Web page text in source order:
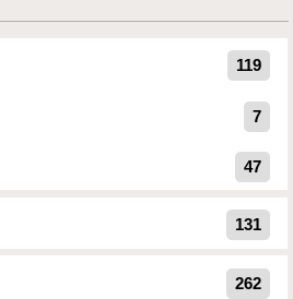
119
7
47
131
262